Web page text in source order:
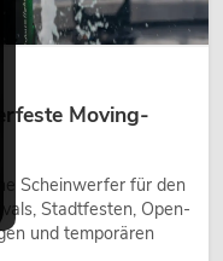
Moving-
Scheinwerfer für den
Stadtfesten, Open-
und temporären